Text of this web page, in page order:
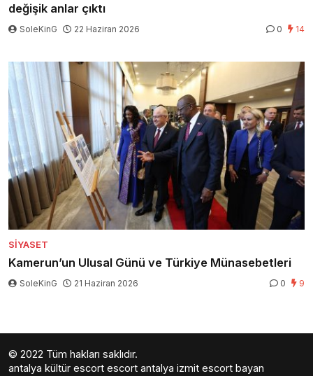
değişik anlar çıktı
SoleKinG 22 Haziran 2026 0 14
SIYASET
Kamerun’un Ulusal Günü ve Türkiye Münasebetleri
SoleKinG 21 Haziran 2026 0 9
© 2022 Tüm hakları saklıdır.
antalya kültür escort escort antalya izmit escort bayan